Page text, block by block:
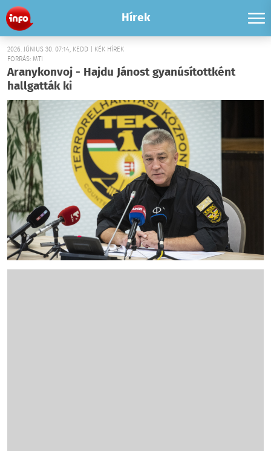
Hírek
2026. JÚNIUS 30. 07:14, KEDD | KÉK HÍREK
FORRÁS: MTI
Aranykonvoj - Hajdu Jánost gyanúsítottként
hallgatták ki